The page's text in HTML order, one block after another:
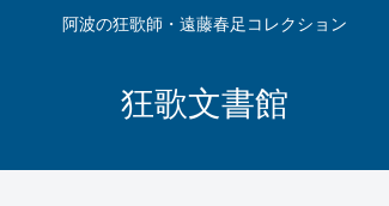
阿波の狂歌師・遠藤春足コレクション
狂歌文書館